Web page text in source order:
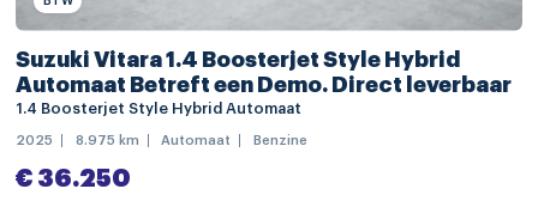
passagiersairbag
rijstrooksensor met correctie
verkeersbord detectie
vermoeidheids herkenning
zij airbag(s) voor
Suzuki Vitara 1.4 Boosterjet Style Hybrid
Automaat Betreft een Demo. Direct leverbaar
1.4 Boosterjet Style Hybrid Automaat
2025 8.975 km Automaat Benzine
€ 36.250